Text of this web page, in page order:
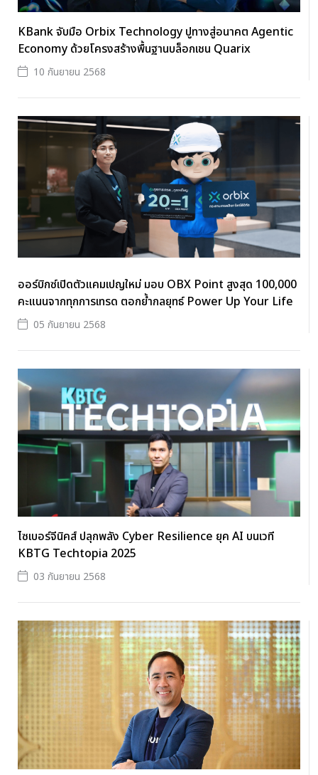
KBank จับมือ Orbix Technology ปูทางสู่อนาคต Agentic
Economy ด้วยโครงสร้างพื้นฐานบล็อกเชน Quarix
10 กันยายน 2568
ออร์บิกซ์เปิดตัวแคมเปญใหม่ มอบ OBX Point สูงสุด 100,000
คะแนนจากทุกการเทรด ตอกย้ำกลยุทธ์ Power Up Your Life
05 กันยายน 2568
ไซเบอร์จีนิคส์ ปลุกพลัง Cyber Resilience ยุค AI บนเวที
KBTG Techtopia 2025
03 กันยายน 2568